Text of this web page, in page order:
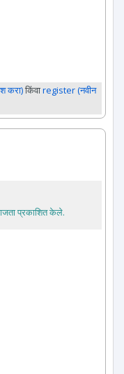
करा)किंवाregister (नवीन
प्रकाशित केले.